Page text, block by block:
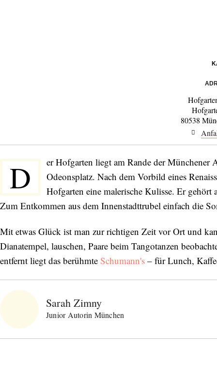
80538
D
er Hofgarten liegt am Rande der Münchener
Odeonsplatz. Nach dem Vorbild eines
Hofgarten eine malerische Kulisse. Er
Zum Entkommen aus dem Innenstadttrubel einfach die
Mit etwas Glück ist man zur richtigen Zeit vor Ort und
Dianatempel, lauschen, Paare beim Tangotanzen
entfernt liegt das berühmte Schumann's – für Lunch,
Sarah Zimny
Junior Autorin München